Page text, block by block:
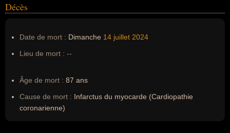
Décès
Date de mort : Dimanche 14 juillet 2024
Lieu de mort : --
Âge de mort : 87 ans
Cause de mort : Infarctus du myocarde (Cardiopathie
coronarienne)